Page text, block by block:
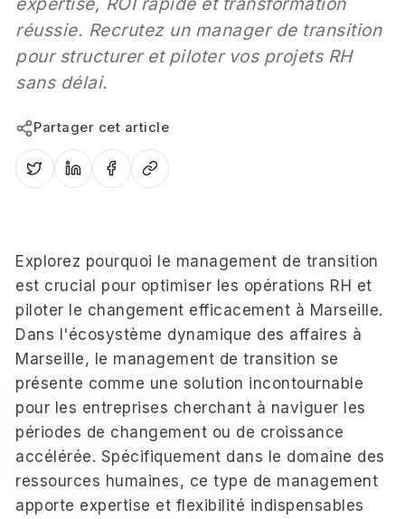
réussie. Recrutez un manager de transition
pour structurer et piloter vos projets RH
sans délai.
Partager cet article
Explorez pourquoi le management de transition
est crucial pour optimiser les opérations RH et
piloter le changement efficacement à Marseille.
Dans l'écosystème dynamique des affaires à
Marseille, le management de transition se
présente comme une solution incontournable
pour les entreprises cherchant à naviguer les
périodes de changement ou de croissance
accélérée. Spécifiquement dans le domaine des
ressources humaines, ce type de management
apporte expertise et flexibilité indispensables